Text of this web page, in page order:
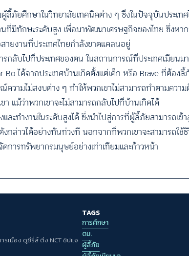
ภัยศึกษาในวิทยาลัยเทคนิคต่าง ๆ ซึ่งในปัจจุบันประเทศ
นที่มีทักษะระดับสูง เพื่อมาพัฒนาเศรษฐกิจของไทย ซึ่งหา
ายงานที่ประเทศไทยกำลังขาดแคลนอยู่
ลับไปที่ประเทศของตน ในสถานการณ์ที่ประเทศเมียนมา
ได้จากประเทศบ้านเกิดตั้งแต่เด็ก หรือ Brave ที่ต้อ
วามไม่สงบต่าง ๆ ทำให้พวกเขาไม่สามารถทำตามควา
แม้ว่าพวกเขาจะไม่สามารถกลับไปที่บ้านเกิดได้
ละทำงานในระดับสูงได้ ซึ่งนำไปสู่การที่ผู้ลี้ภัยสามารถเข้
าวได้อย่างทันท่วงที นอกจากที่พวกเขาจะสามารถใช้ชีวิ
ารทรัพยากรมนุษย์อย่างเท่าเทียมและก้าวหน้า
เมือง​ ดูซี​รี่ส์​ ติ่ง NCT ชิปแจ
TAGS
การศึกษา
ตม.
ผู้ลี้ภัย